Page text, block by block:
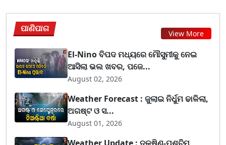
ପାଣିପାଗ View More
El-Nino ବିପଦ ମଧ୍ୟରେ ମୌସୁମୀକୁ ନେଇ
ଆସିଲା ଭଲ ଖବର, ପଜେ...
August 02, 2026
Weather Forecast : ଜୁଲାଇ ନିର୍ଧୁମ ଢାଳିଲା,
ଅଗଷ୍ଟ ଓ ସ...
August 01, 2026